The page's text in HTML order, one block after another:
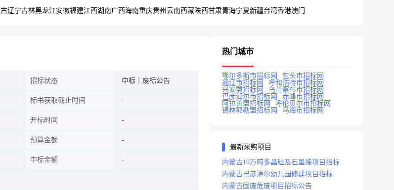
辽宁吉林黑龙江安徽福建江西湖南广西海南重庆贵州 云南西藏陕西甘肃青海宁夏新疆台湾香港澳门
招标状态 中标｜废标公告
标书获取截止时间
开标时间
预算金额
中标金额
热门城市
鄂尔多斯市招标网
包头市招标网
通辽市招标网
呼和浩特市招标网
兴安盟招标网
乌兰察布市招标网
巴彦淖尔市招标网
赤峰市招标网
阿拉善盟招标网
呼伦贝尔市招标网
锡林郭勒盟招标网
乌海市招标网
最新采购项目
内蒙古10万吨多晶硅及石墨烯项目招标
内蒙古巴彦淖尔幼儿园修建项目招标
内蒙古固废危废项目招标公告